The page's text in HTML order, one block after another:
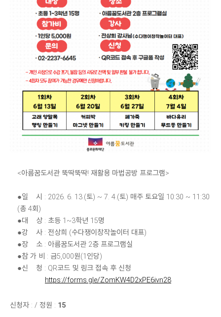
<아름꿈도서관 뚝딱뚝딱! 재활용 마법공방 프로그램>
●일 시 : 2026. 6. 13.(토) ~ 7. 4.(토) 매주 토요일 10:30 ~ 11:30
(총 4회)
●대 상 : 초등 1~3학년 15명
●강 사 : 전상희 (수다쟁이창작놀이터 대표)
●장 소 : 아름꿈도서관 2층 프로그램실
●참 가 비 : 금5,000원(1인당)
●신 청 : QR코드 및 링크 접속 후 신청
https://forms.gle/ZomKW4D2xPE6ivn28
신청자 : / 정원 : 15